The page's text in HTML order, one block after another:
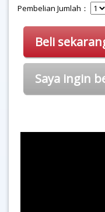
Pembelian Jumlah：
Beli
Saya ingin